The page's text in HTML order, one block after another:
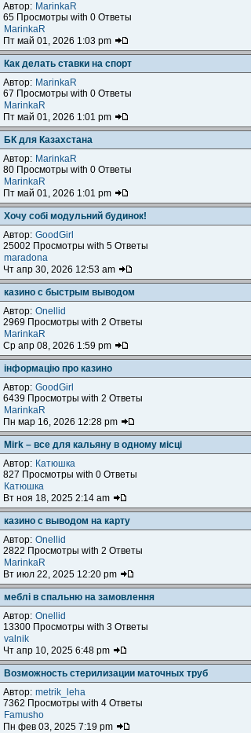
Автор: MarinkaR
65 Просмотры with 0 Ответы
MarinkaR
Пт май 01, 2026 1:03 pm
Как делать ставки на спорт
Автор: MarinkaR
67 Просмотры with 0 Ответы
MarinkaR
Пт май 01, 2026 1:01 pm
БК для Казахстана
Автор: MarinkaR
80 Просмотры with 0 Ответы
MarinkaR
Пт май 01, 2026 1:01 pm
Хочу собі модульний будинок!
Автор: GoodGirl
25002 Просмотры with 5 Ответы
maradona
Чт апр 30, 2026 12:53 am
казино с быстрым выводом
Автор: Onellid
2969 Просмотры with 2 Ответы
MarinkaR
Ср апр 08, 2026 1:59 pm
інформацію про казино
Автор: GoodGirl
6439 Просмотры with 2 Ответы
MarinkaR
Пн мар 16, 2026 12:28 pm
Mirk – все для кальяну в одному місці
Автор: Катюшка
827 Просмотры with 0 Ответы
Катюшка
Вт ноя 18, 2025 2:14 am
казино с выводом на карту
Автор: Onellid
2822 Просмотры with 2 Ответы
MarinkaR
Вт июл 22, 2025 12:20 pm
меблі в спальню на замовлення
Автор: Onellid
13300 Просмотры with 3 Ответы
valnik
Чт апр 10, 2025 6:48 pm
Возможность стерилизации маточных труб
Автор: metrik_leha
7362 Просмотры with 4 Ответы
Famusho
Пн фев 03, 2025 7:19 pm